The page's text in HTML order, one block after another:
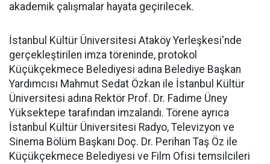
akademik çalışmalar hayata geçirilecek.
İstanbul Kültür Üniversitesi Ataköy Yerleşkesi'nde
gerçekleştirilen imza töreninde, protokol
Küçükçekmece Belediyesi adına Belediye Başkan
Yardımcısı Mahmut Sedat Özkan ile İstanbul Kültür
Üniversitesi adına Rektör Prof. Dr. Fadime Üney
Yüksektepe tarafından imzalandı. Törene ayrıca
İstanbul Kültür Üniversitesi Radyo, Televizyon ve
Sinema Bölüm Başkanı Doç. Dr. Perihan Taş Öz ile
Küçükçekmece Belediyesi ve Film Ofisi temsilcileri